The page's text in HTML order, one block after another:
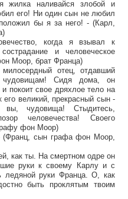
жилка наливайся злобой и
его! Ни один сын не любил
бы я за него! - (Карл,
когда я взывал к
и человеческое
Моор, брат Франца)
отец, отдавший
Сидя дома, он
покоит свое дряхлое тело на
великий, прекрасный сын -
чудовища! Стыдитесь,
человечества! Своего
фон Моор)
(Франц, сын графа фон Моор,
как ты. На смертном одре он
руки к своему Карлу и с
ледяной руки Франца. О, как
быть проклятым твоим